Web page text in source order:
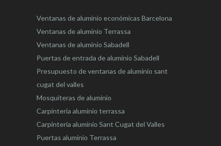
Ventanas de aluminio económicas Barcelona
Ventanas de aluminio Terrassa
Ventanas de aluminio Sabadell
Puertas de entrada de aluminio Sabadell
Presupuesto de ventanas de aluminio sant
cugat del valles
Mosquiteras de aluminio
Carpinteria aluminio terrassa
Carpinteria aluminio Sant Cugat del Valles
Puertas aluminio Terrassa